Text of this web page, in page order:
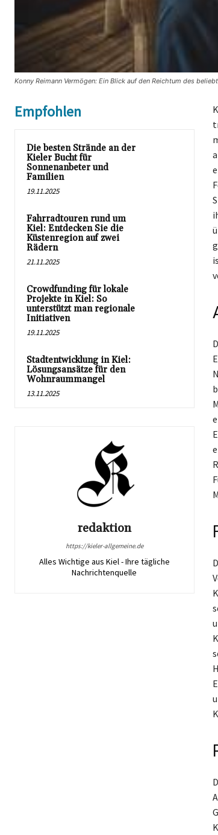
Konny Reimann Vermögen: Ein Blick auf den Reichtum des
Empfohlen
Die besten Strände an der
Kieler Bucht für
Sonnenanbeter und
Familien
19.11.2025
Fahrradtouren rund um
Kiel: Entdecken Sie die
Küstenregion auf zwei
Rädern
21.11.2025
Crowdfunding für lokale
Projekte in Kiel: So
unterstützt man regionale
Initiativen
19.11.2025
Stadtentwicklung in Kiel:
Lösungsansätze für den
Wohnraummangel
13.11.2025
redaktion
https://kieler-allgemeine.de
Alles Wichtige aus Kiel - Ihre tägliche
Nachrichtenquelle